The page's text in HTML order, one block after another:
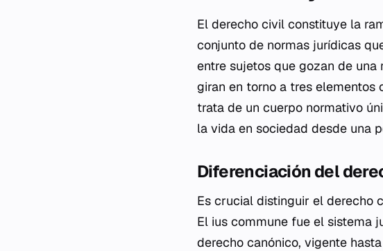
El derecho civil constituye la
conjunto de normas jurídicas
entre sujetos que gozan de
giran en torno a tres elementos
trata de un cuerpo normativo
la vida en sociedad desde una
Diferenciación del
Es crucial distinguir el derecho
El ius commune fue el sistema
derecho canónico, vigente